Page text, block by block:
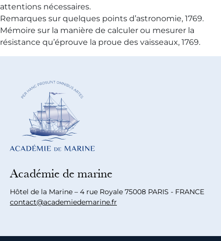
attentions nécessaires.
Remarques sur quelques points d’astronomie, 1769.
Mémoire sur la manière de calculer ou mesurer la
résistance qu’éprouve la proue des vaisseaux, 1769.
Académie de marine
Hôtel de la Marine – 4 rue Royale 75008 PARIS - FRANCE
contact@academiedemarine.fr